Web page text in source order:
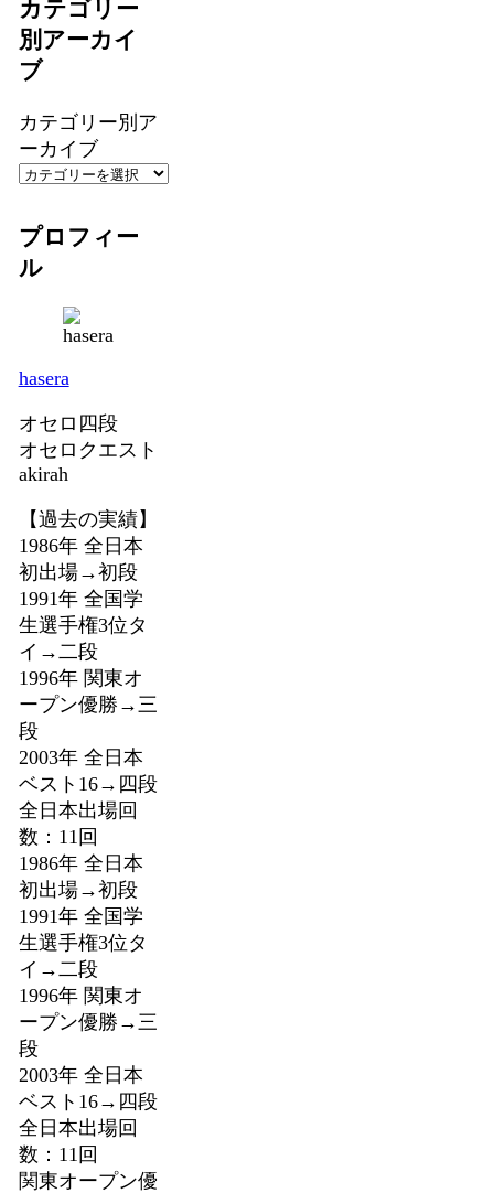
カテゴリー
別アーカイ
ブ
カテゴリー別ア
ーカイブ
プロフィー
ル
hasera
オセロ四段
オセロクエスト
akirah
【過去の実績】
1986年 全日本
初出場→初段
1991年 全国学
生選手権3位タ
イ→二段
1996年 関東オ
ープン優勝→三
段
2003年 全日本
ベスト16→四段
全日本出場回
数：11回
1986年 全日本
初出場→初段
1991年 全国学
生選手権3位タ
イ→二段
1996年 関東オ
ープン優勝→三
段
2003年 全日本
ベスト16→四段
全日本出場回
数：11回
関東オープン優